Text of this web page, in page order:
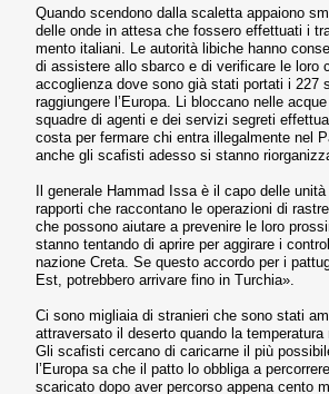
Quando scendono dalla sca­letta appaiono
delle onde in at­tesa che fossero effettuati i
mento italiani. Le autorità libi­che hanno
di assistere allo sbarco e di verificare le loro
accoglienza dove sono già stati portati i 227
raggiungere l’Europa. Li bloc­cano nelle
squadre di agen­ti e dei servizi segreti
costa per fermare chi entra illegal­mente nel
anche gli scafisti adesso si stanno
Il generale Hammad Issa è il capo delle
rapporti che raccontano le operazioni di
che possono aiutare a prevenire le loro
stan­no tentando di aprire per aggi­rare i
nazione Creta. Se questo accor­do per i
Est, potrebbero arrivare fino in Turchia».
Ci sono migliaia di stranieri che sono stati
attraversato il deserto quando la
Gli scafisti cercano di ca­ricarne il più
l’Europa sa che il patto lo obbliga a
scaricato dopo aver percorso appena cento